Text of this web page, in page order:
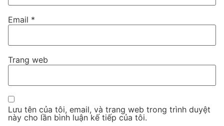
Email *
Trang web
Lưu tên của tôi, email, và trang web trong trình duyệt
này cho lần bình luận kế tiếp của tôi.